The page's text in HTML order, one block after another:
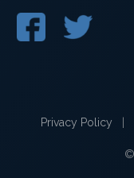
Privacy Policy
©